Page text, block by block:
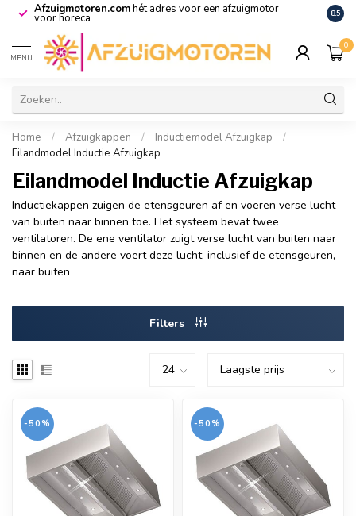
Afzuigmotoren.comhét adres voor een afzuigmotor
voor horeca De
8.5
MENU
0
Home / Afzuigkappen / Inductiemodel Afzuigkap
/
Eilandmodel Inductie Afzuigkap
Eilandmodel Inductie Afzuigkap
Inductiekappen zuigen de etensgeuren af en voeren verse lucht
van buiten naar binnen toe. Het systeem bevat twee
ventilatoren. De ene ventilator zuigt verse lucht van buiten naar
binnen en de andere voert deze lucht, inclusief de etensgeuren,
naar buiten
Filters
-50% -50%